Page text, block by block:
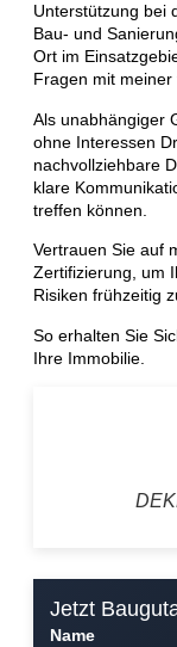
Unterstützung bei
Bau- und
Ort im
Fragen mit
Als unabhängiger
ohne Interessen
nachvollziehbare
klare
treffen können.
Vertrauen Sie auf
Zertifizierung, um
Risiken frühzeitig
So erhalten Sie
Ihre Immobilie.
Jetzt
Name